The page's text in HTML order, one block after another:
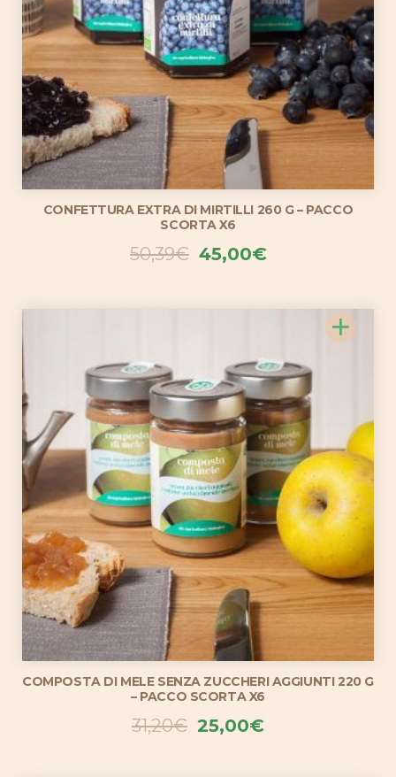
CONFETTURA EXTRA DI MIRTILLI 260 G – PACCO
SCORTA X6
50,39€ Il
45,00€Il
+
COMPOSTA DI MELE SENZA ZUCCHERI AGGIUNTI 220 G
– PACCO SCORTA X6
31,20€ Il
25,00€Il